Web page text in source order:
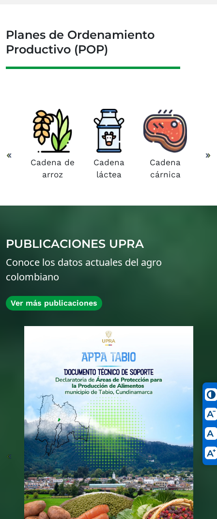
Planes de Ordenamiento
Productivo (POP)
Cadena de
arroz
Cadena
láctea
Cadena
cárnica
PUBLICACIONES UPRA
Conoce los datos actuales del agro
colombiano
Ver más publicaciones